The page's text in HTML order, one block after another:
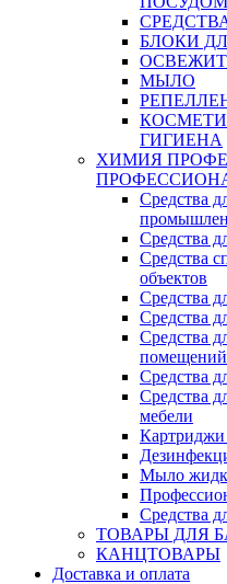
БЛОКИ
МЫЛО
ГИГИЕНА
ХИМИЯ
Средства
Средства
Средства
объектов
Средства
Средства
Средства
помещений
Средства
Средства
мебели
Мыло
Средства
ТОВАРЫ ДЛЯ
КАНЦТОВАРЫ
Доставка и оплата